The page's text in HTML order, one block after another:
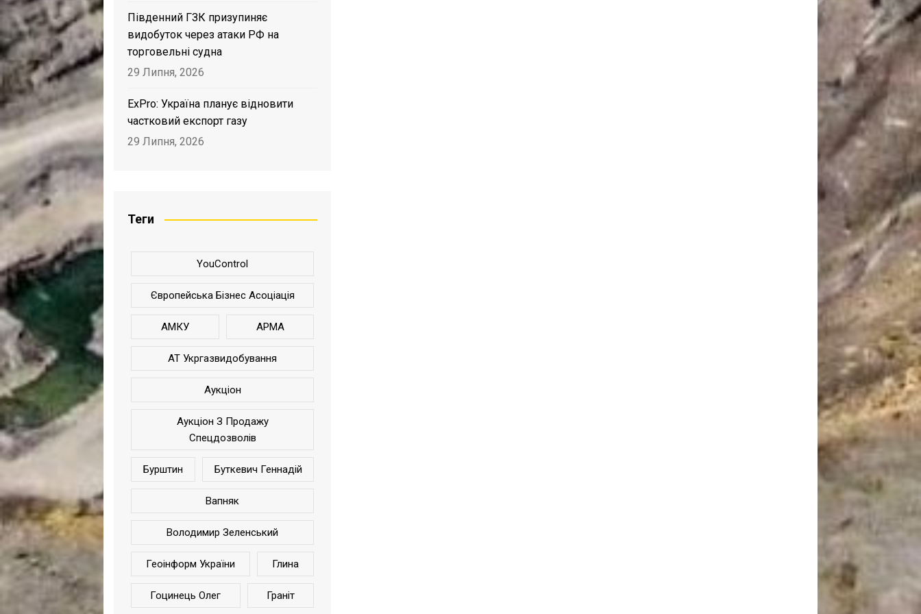
Південний ГЗК призупиняє
видобуток через атаки РФ на
торговельні судна
29 Липня, 2026
ExPro: Україна планує відновити
частковий експорт газу
29 Липня, 2026
Теги
YouControl
Європейська Бізнес Асоціація
АМКУ АРМА
АТ Укргазвидобування
Аукціон
Аукціон З Продажу
Спецдозволів
Бурштин Буткевич Геннадій
Вапняк
Володимир Зеленський
Геоінформ України Глина
Гоцинець Олег Граніт